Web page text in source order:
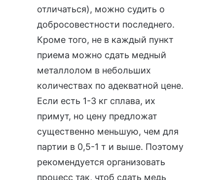
отличаться), можно судить о
добросовестности последнего.
Кроме того, не в каждый пункт
приема можно сдать медный
металлолом в небольших
количествах по адекватной цене.
Если есть 1-3 кг сплава, их
примут, но цену предложат
существенно меньшую, чем для
партии в 0,5-1 т и выше. Поэтому
рекомендуется организовать
процесс так, чтоб сдать медь